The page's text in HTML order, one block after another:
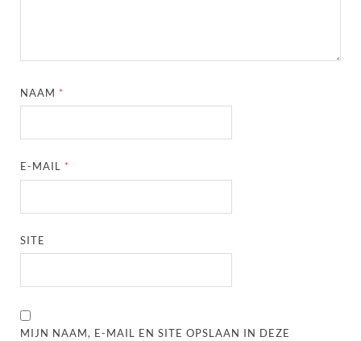
NAAM *
E-MAIL *
SITE
MIJN NAAM, E-MAIL EN SITE OPSLAAN IN DEZE